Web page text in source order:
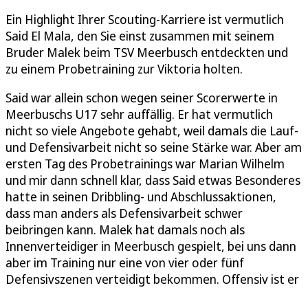
Ein Highlight Ihrer Scouting-Karriere ist vermutlich
Said El Mala, den Sie einst zusammen mit seinem
Bruder Malek beim TSV Meerbusch entdeckten und
zu einem Probetraining zur Viktoria holten.
Said war allein schon wegen seiner Scorerwerte in
Meerbuschs U17 sehr auffällig. Er hat vermutlich
nicht so viele Angebote gehabt, weil damals die Lauf-
und Defensivarbeit nicht so seine Stärke war. Aber am
ersten Tag des Probetrainings war Marian Wilhelm
und mir dann schnell klar, dass Said etwas Besonderes
hatte in seinen Dribbling- und Abschlussaktionen,
dass man anders als Defensivarbeit schwer
beibringen kann. Malek hat damals noch als
Innenverteidiger in Meerbusch gespielt, bei uns dann
aber im Training nur eine von vier oder fünf
Defensivszenen verteidigt bekommen. Offensiv ist er